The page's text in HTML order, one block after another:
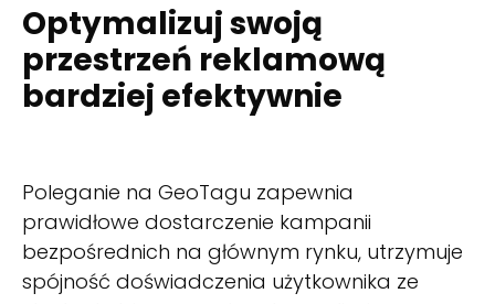
Optymalizuj swoją
przestrzeń reklamową
bardziej efektywnie
Poleganie na GeoTagu zapewnia
prawidłowe dostarczenie kampanii
bezpośrednich na głównym rynku, utrzymuje
spójność doświadczenia użytkownika ze